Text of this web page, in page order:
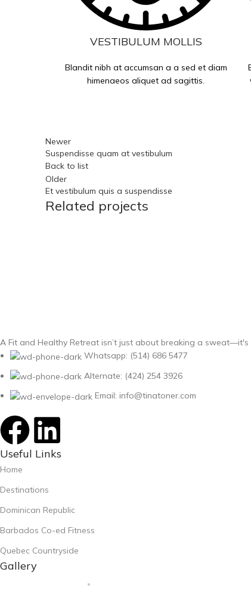
VESTIBULUM MOLLIS
Blandit nibh at accumsan a a sed et diam
himenaeos aliquet ad sagittis.
Newer
Suspendisse quam at vestibulum
Back to list
Older
Et vestibulum quis a suspendisse
Related projects
A Fit and Healthy Retreat isn’t just about breaking a
Whatsapp: (514) 686 5477
Alternate: (424) 254 3926
Email: info@tinatoner.com
Useful Links
Home
Destinations
Dominican Republic
Barbados Co-ed Fitness
Quebec Countryside
Gallery